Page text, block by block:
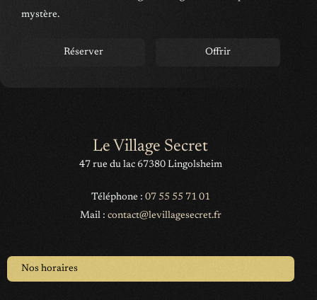
mystère.
Réserver Offrir
Le Village Secret
47 rue du lac 67380 Lingolsheim
Téléphone : 07 55 55 71 01
Mail : contact@levillagesecret.fr
Nos horaires